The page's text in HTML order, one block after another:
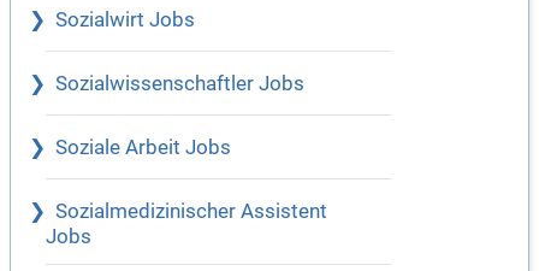
Sozialwirt Jobs
Sozialwissenschaftler Jobs
Soziale Arbeit Jobs
Sozialmedizinischer Assistent
Jobs